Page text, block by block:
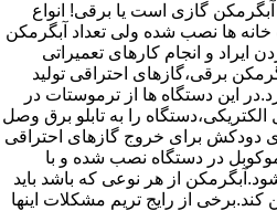
آبگرمکن گازی است یا برقی! انواع
خانه ها نصب شده ولی تعداد آبگرمکن
و انجام کارهای تعمیراتی
برقی،گازهای احتراقی تولید
این دستگاه ها از ترموستات در
را به تابلو برق وصل
دودکش برای خروج گازهای احتراقی
در دستگاه نصب شده و با
از هر نوعی که باشد باید
کند.برخی از رایج تریم مشکلات اینها